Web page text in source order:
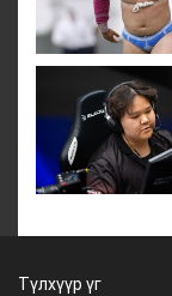
Түлхүүр үг